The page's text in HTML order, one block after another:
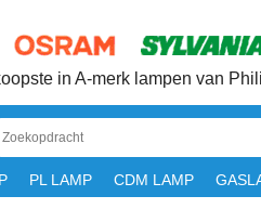
in A-merk lampen van
PL LAMP CDM LAMP